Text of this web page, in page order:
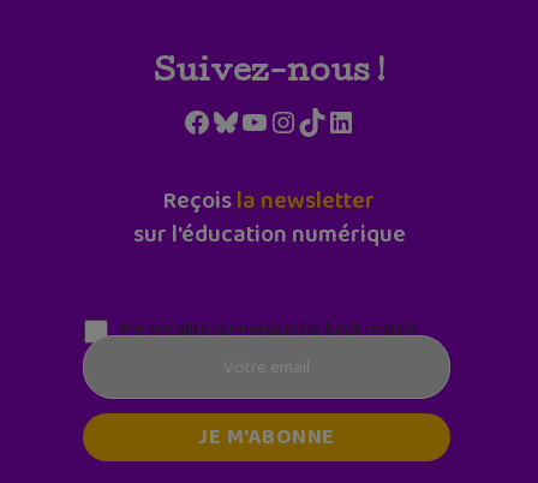
Suivez-nous !
Facebook
Bluesky
YouTube
Instagram
TikTokLinkedIn
Reçoisla newsletter
sur l'éducation numérique
Parentalité numérique (le lundi matin)